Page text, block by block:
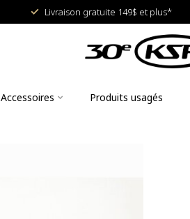
Livraison gratuite 149$ et plus*
Accessoires Produits usagés